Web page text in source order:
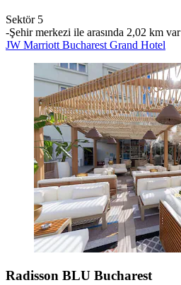
Sektör 5
‐Şehir merkezi ile arasında 2,02 km var
JW Marriott Bucharest Grand Hotel
Radisson BLU Bucharest